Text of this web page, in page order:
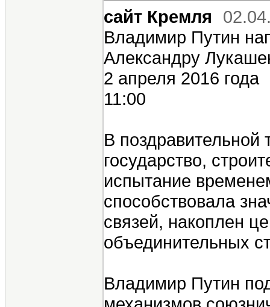
сайт Кремля
Владимир Путин
Александру
2 апреля 2016 года
11:00
В поздравительной
государство,
испытание
способствовала
связей, накоплен
объединительных
Владимир Путин